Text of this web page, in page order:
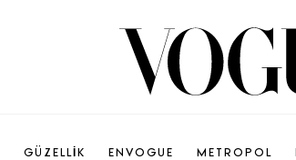
GÜZELLİK ENVOGUE METROPOL